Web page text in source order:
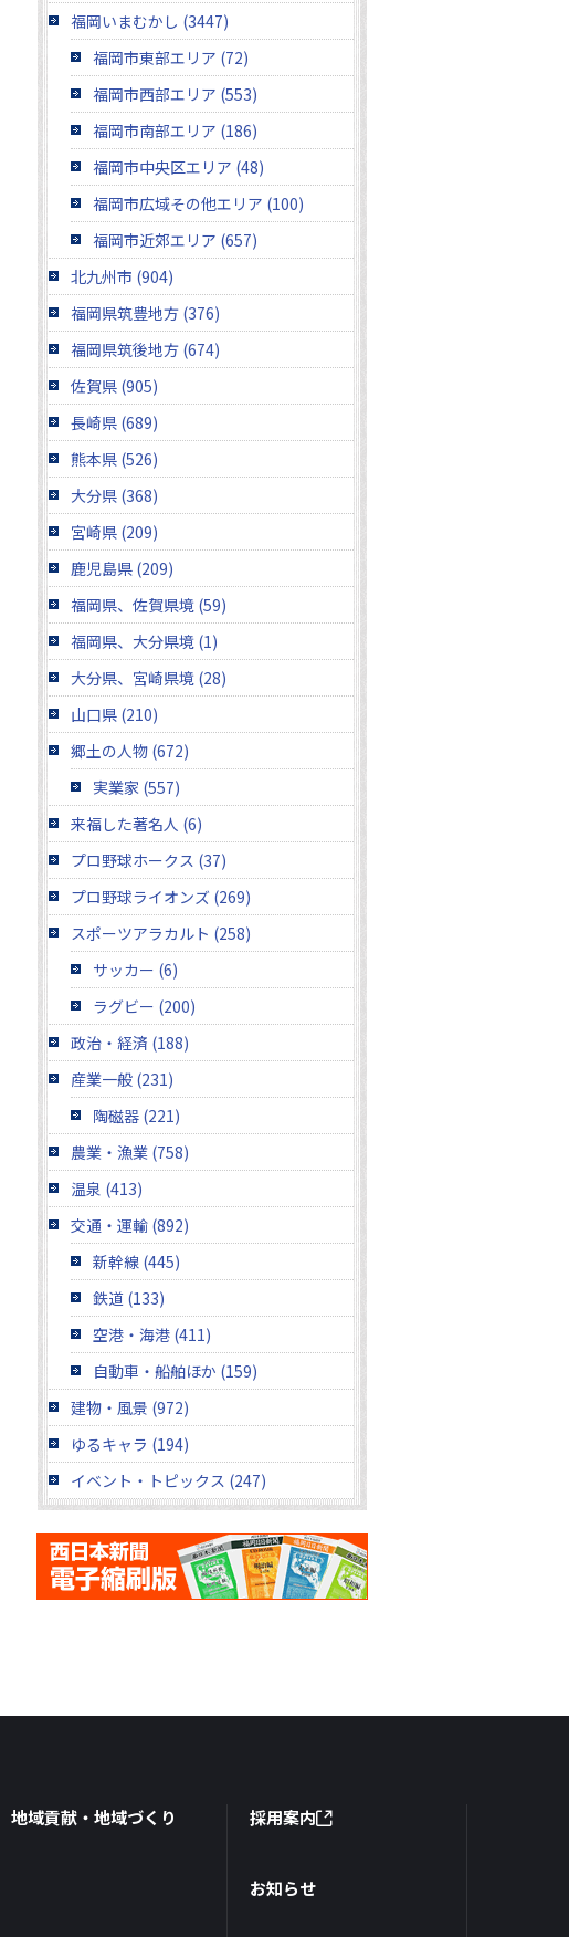
福岡いまむかし (3447)
福岡市東部エリア (72)
福岡市西部エリア (553)
福岡市南部エリア (186)
福岡市中央区エリア (48)
福岡市広域その他エリア (100)
福岡市近郊エリア (657)
北九州市 (904)
福岡県筑豊地方 (376)
福岡県筑後地方 (674)
佐賀県 (905)
長崎県 (689)
熊本県 (526)
大分県 (368)
宮崎県 (209)
鹿児島県 (209)
福岡県、佐賀県境 (59)
福岡県、大分県境 (1)
大分県、宮崎県境 (28)
山口県 (210)
郷土の人物 (672)
実業家 (557)
来福した著名人 (6)
プロ野球ホークス (37)
プロ野球ライオンズ (269)
スポーツアラカルト (258)
サッカー (6)
ラグビー (200)
政治・経済 (188)
産業一般 (231)
陶磁器 (221)
農業・漁業 (758)
温泉 (413)
交通・運輸 (892)
新幹線 (445)
鉄道 (133)
空港・海港 (411)
自動車・船舶ほか (159)
建物・風景 (972)
ゆるキャラ (194)
イベント・トピックス (247)
地域貢献・地域づくり 採用案内
お知らせ